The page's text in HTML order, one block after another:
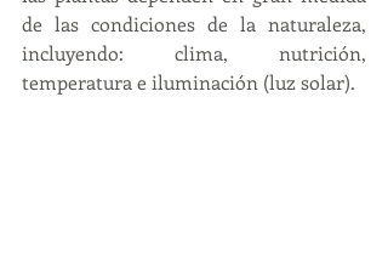
de las condiciones de la naturaleza,
incluyendo: clima, nutrición,
temperatura e iluminación (luz solar).